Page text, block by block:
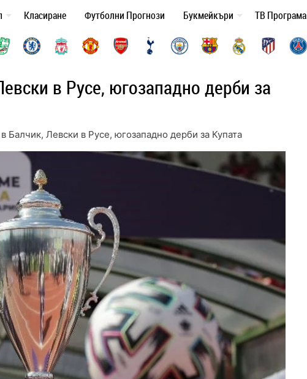
Класиране Футболни Прогнози Букмейкъри ТВ Програма
в Русе, югозападно дерби за
Балчик, Левски в Русе, югозападно дерби за Купата